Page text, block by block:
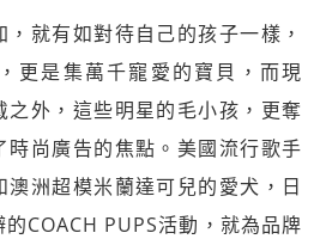
就有如對待自己的孩子一樣，
更是集萬千寵愛的寶貝，而現
之外，這些明星的毛小孩，更奪
時尚廣告的焦點。美國流行歌手
洲超模米蘭達可兒的愛犬，日
COACH PUPS活動，就為品牌